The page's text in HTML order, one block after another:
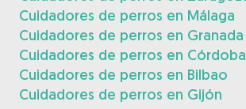
Cuidadores de perros en Málaga
Cuidadores de perros en Granada
Cuidadores de perros en Córdoba
Cuidadores de perros en Bilbao
Cuidadores de perros en Gijón